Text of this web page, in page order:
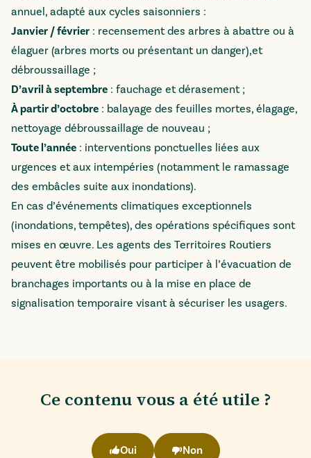
annuel, adapté aux cycles saisonniers :
Janvier / février : recensement des arbres à abattre ou à
élaguer (arbres morts ou présentant un danger),et
débroussaillage ;
D’avril à septembre : fauchage et dérasement ;
À partir d’octobre : balayage des feuilles mortes, élagage,
nettoyage débroussaillage de nouveau ;
Toute l’année : interventions ponctuelles liées aux
urgences et aux intempéries (notamment le ramassage
des embâcles suite aux inondations).
En cas d’événements climatiques exceptionnels
(inondations, tempêtes), des opérations spécifiques sont
mises en œuvre. Les agents des Territoires Routiers
peuvent être mobilisés pour participer à l’évacuation de
branchages importants ou à la mise en place de
signalisation temporaire visant à sécuriser les usagers.
Ce contenu vous a été utile ?
Oui Non